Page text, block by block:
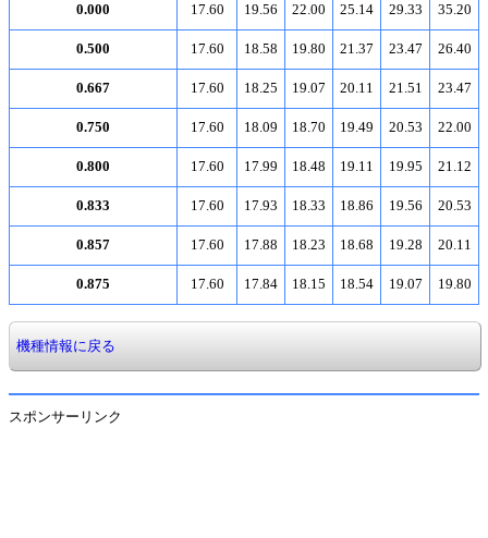
0.000 17.60 19.56 22.00 25.14 29.33 35.20
0.500 17.60 18.58 19.80 21.37 23.47 26.40
0.667 17.60 18.25 19.07 20.11 21.51 23.47
0.750 17.60 18.09 18.70 19.49 20.53 22.00
0.800 17.60 17.99 18.48 19.11 19.95 21.12
0.833 17.60 17.93 18.33 18.86 19.56 20.53
0.857 17.60 17.88 18.23 18.68 19.28 20.11
0.875 17.60 17.84 18.15 18.54 19.07 19.80
機種情報に戻る
スポンサーリンク